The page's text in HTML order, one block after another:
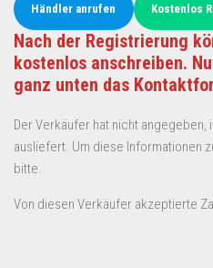
Händler anrufen Kostenlos
Nach der Registrierung
kostenlos anschreiben.
ganz unten das
Der Verkäufer hat nicht
ausliefert. Um diese Informationen
bitte.
Von diesen Verkäufer akzeptierte